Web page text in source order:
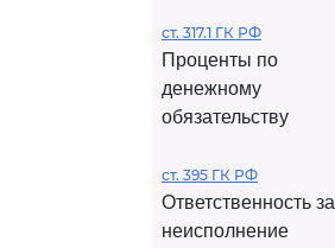
ст. 317.1 ГК РФ
Проценты по
денежному
обязательству
ст. 395 ГК РФ
Ответственность за
неисполнение